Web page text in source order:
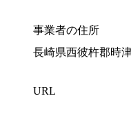
事業者の住所
長崎県西彼杵郡時
URL